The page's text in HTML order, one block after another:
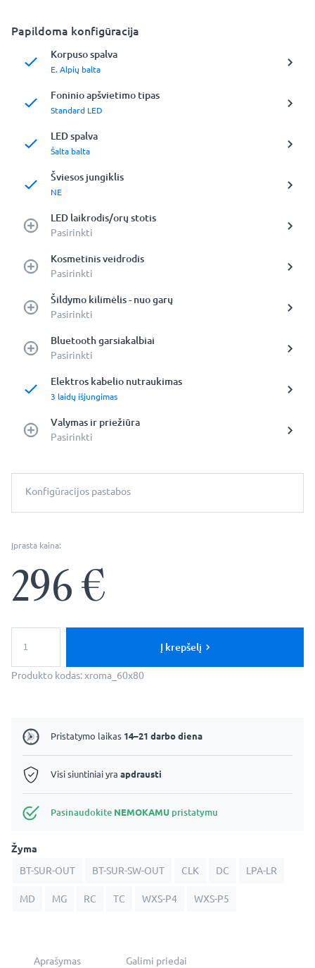
Papildoma konfigūracija
Korpuso spalva
E. Alpių balta
Foninio apšvietimo tipas
Standard LED
LED spalva
Šalta balta
Šviesos jungiklis
NE
LED laikrodis/orų stotis
Pasirinkti
Kosmetinis veidrodis
Pasirinkti
Šildymo kilimėlis - nuo garų
Pasirinkti
Bluetooth garsiakalbiai
Pasirinkti
Elektros kabelio nutraukimas
3 laidų išjungimas
Valymas ir priežiūra
Pasirinkti
Konfigūracijos pastabos
Įprasta kaina:
296€
kiekis:
Premium
Į krepšelį
Produkto kodas:xroma_60x80
Pristatymo laikas 14–21 darbo diena
Visi siuntiniai yra apdrausti
Pasinaudokite NEMOKAMU pristatymu
Žyma
BT-SUR-OUT
BT-SUR-SW-OUT CLK DC LPA-LR
MD MG RC TC WXS-P4 WXS-P5
Aprašymas Galimi priedai